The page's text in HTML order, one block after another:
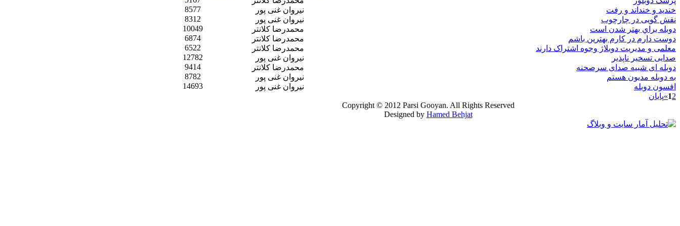
خندید و خنداند و رفت
نیروان غنی پور
8577
نقش گویی در چارچوب
نیروان غنی پور
8312
دوبله براي بهتر شدن است
محمدرضا کلانتر
10049
دوست دارم در کارم بهترین باشم
محمدرضا کلانتر
6874
معلمی و مدیریت دوبلاژ وجوه اشتراک دارند
محمدرضا کلانتر
6522
صدایی تسخیر ناپذیر
نیروان غنی پور
12782
دوبله ای شبیه صدای سرصحنه
محمدرضا کلانتر
9414
به دوبله مدیون هستم
نیروان غنی پور
8782
افسون دوبله
نیروان غنی پور
14693
12
»پایان
Copyright © 2012 Parsi Gooyan. All Rights Reserved
Designed by Hamed Behjat